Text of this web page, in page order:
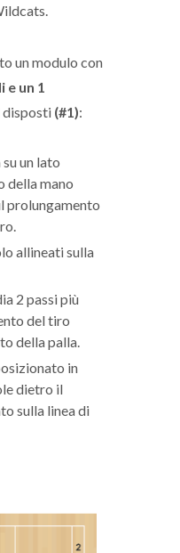
un modulo con
un 1
disposti (#1):
un lato
della mano
prolungamento
allineati sulla
2 passi più
del tiro
della palla.
in
dietro il
sulla linea di